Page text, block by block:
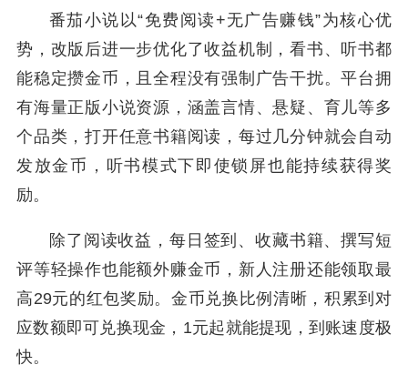
番茄小说以“免费阅读+无广告赚钱”为核心优
势，改版后进一步优化了收益机制，看书、听书都
能稳定攒金币，且全程没有强制广告干扰。平台拥
有海量正版小说资源，涵盖言情、悬疑、育儿等多
个品类，打开任意书籍阅读，每过几分钟就会自动
发放金币，听书模式下即使锁屏也能持续获得奖
励。
除了阅读收益，每日签到、收藏书籍、撰写短
评等轻操作也能额外赚金币，新人注册还能领取最
高29元的红包奖励。金币兑换比例清晰，积累到对
应数额即可兑换现金，1元起就能提现，到账速度极
快。